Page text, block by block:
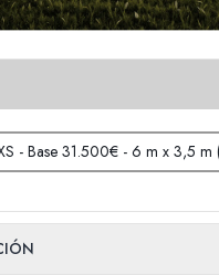
- Base 31.500€ - 6 m x 3,5 m